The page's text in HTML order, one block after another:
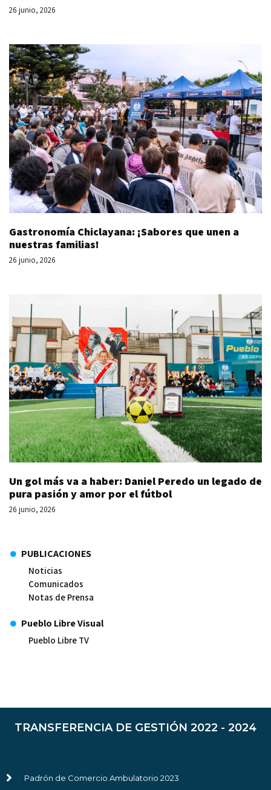
26 junio, 2026
Gastronomía Chiclayana: ¡Sabores que unen a
nuestras familias!
26 junio, 2026
Un gol más va a haber: Daniel Peredo un legado de
pura pasión y amor por el fútbol
26 junio, 2026
PUBLICACIONES
Noticias
Comunicados
Notas de Prensa
Pueblo Libre Visual
Pueblo Libre TV
TRANSFERENCIA DE GESTIÓN 2022 - 2024
Padrón de Comercio Ambulatorio 2023